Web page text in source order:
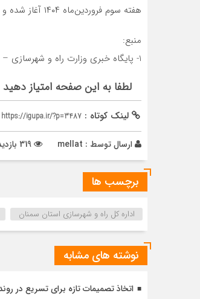
هفته سوم فروردین‌ماه ۱۴۰۴ آغاز شده و تاکنون ۵ درصد پیشرفت فیزیکی داشته است.
منبع:
1- پایگاه خبری وزارت راه و شهرسازی – مسکن و شهرسازی
لطفا به این صفحه امتیاز دهید
لینک کوتاه : https://igupa.ir/?p=3487
ارسال توسط : mellat
برچسب ها
اداره کل راه و شهرسازی استان سمنان
نوشته های مشابه
اتخاذ تصمیمات تازه برای تسریع در